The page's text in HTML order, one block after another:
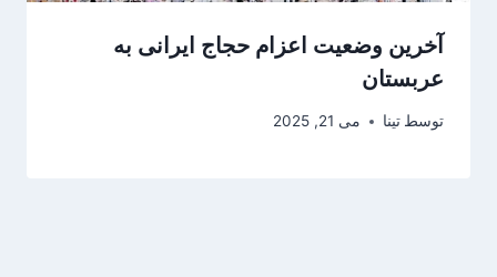
آخرین وضعیت اعزام حجاج ایرانی به
عربستان
توسط تینا می 21, 2025